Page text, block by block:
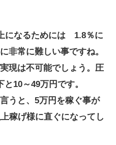
になるためには 1.8％に
非常に難しい事ですね。
現は不可能でしょう。圧
10～49万円です。
うと、5万円を稼ぐ事が
稼げ様に直ぐになってし